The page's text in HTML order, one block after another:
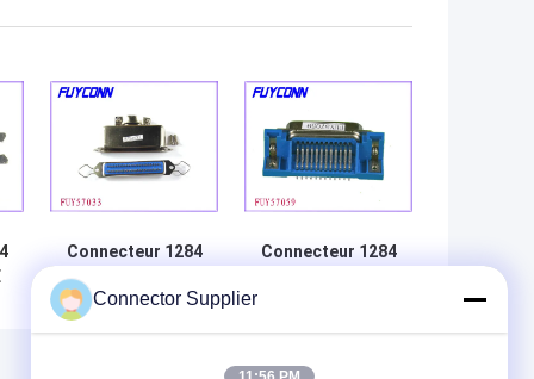
Connecteur 1284
femelle de 36
bornes IEEE
Connecteur 1284
Connector Supplier